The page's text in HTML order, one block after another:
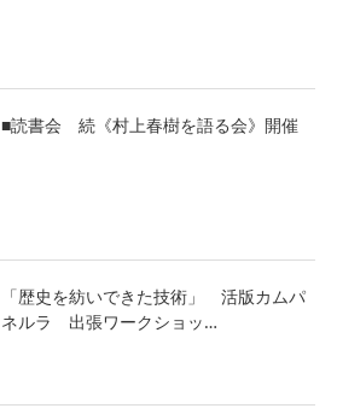
■読書会 続《村上春樹を語る会》開催
「歴史を紡いできた技術」 活版カムパ
ネルラ 出張ワークショッ…